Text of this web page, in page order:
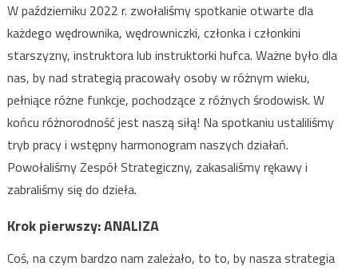
W październiku 2022 r. zwołaliśmy spotkanie otwarte dla
każdego wędrownika, wędrowniczki, członka i członkini
starszyzny, instruktora lub instruktorki hufca. Ważne było dla
nas, by nad strategią pracowały osoby w różnym wieku,
pełniące różne funkcje, pochodzące z różnych środowisk. W
końcu różnorodność jest naszą siłą! Na spotkaniu ustaliliśmy
tryb pracy i wstępny harmonogram naszych działań.
Powołaliśmy Zespół Strategiczny, zakasaliśmy rękawy i
zabraliśmy się do dzieła.
Krok pierwszy: ANALIZA
Coś, na czym bardzo nam zależało, to to, by nasza strategia